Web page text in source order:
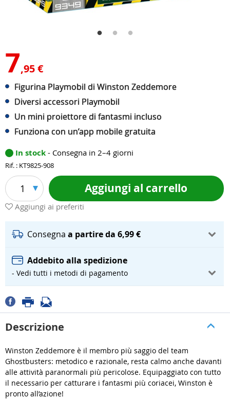
7,95 €
Figurina Playmobil di Winston Zeddemore
Diversi accessori Playmobil
Un mini proiettore di fantasmi incluso
Funziona con un’app mobile gratuita
In stock - Consegna in 2–4 giorni
Rif. : KT9825-908
1 Aggiungi al carrello
Aggiungi ai preferiti
Consegna a partire da 6,99 €
Addebito alla spedizione
- Vedi tutti i metodi di pagamento
Descrizione
Winston Zeddemore è il membro più saggio del team
Ghostbusters: metodico e razionale, resta calmo anche davanti
alle attività paranormali più pericolose. Equipaggiato con tutto
il necessario per catturare i fantasmi più coriacei, Winston è
pronto all’azione!